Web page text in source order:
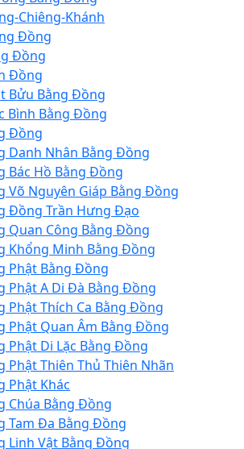
Chiêng-Khánh
Đồng
Đồng
Đồng
Bửu Bằng Đồng
Bình Bằng Đồng
Đồng
Danh Nhân Bằng Đồng
Bác Hồ Bằng Đồng
Võ Nguyên Giáp Bằng Đồng
Đồng Trần Hưng Đạo
Quan Công Bằng Đồng
Khổng Minh Bằng Đồng
Phật Bằng Đồng
Phật A Di Đà Bằng Đồng
Phật Thích Ca Bằng Đồng
Phật Quan Âm Bằng Đồng
Phật Di Lặc Bằng Đồng
Phật Thiên Thủ Thiên Nhãn
Phật Khác
Chúa Bằng Đồng
Tam Đa Bằng Đồng
Linh Vật Bằng Đồng